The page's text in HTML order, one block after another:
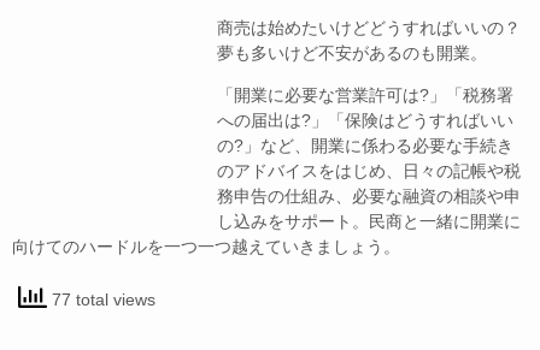
商売は始めたいけどどうすればいいの？
夢も多いけど不安があるのも開業。
「開業に必要な営業許可は?」「税務署
への届出は?」「保険はどうすればいい
の?」など、開業に係わる必要な手続き
のアドバイスをはじめ、日々の記帳や税
務申告の仕組み、必要な融資の相談や申
し込みをサポート。民商と一緒に開業に
向けてのハードルを一つ一つ越えていきましょう。
77 total views